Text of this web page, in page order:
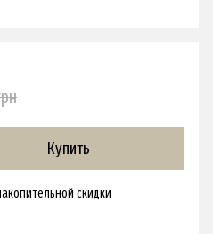
Купить
скидки